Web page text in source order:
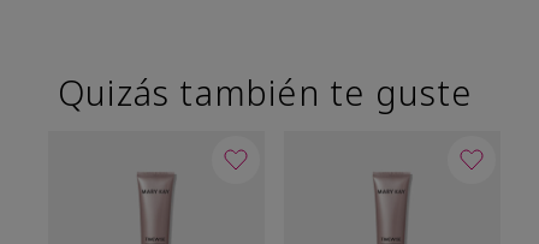
Quizás también te guste